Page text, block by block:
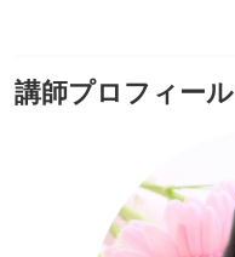
講師プロフィール